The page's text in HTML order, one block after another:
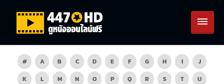
# A B C D E F G H I
J
K
L M N O P Q R S T
U